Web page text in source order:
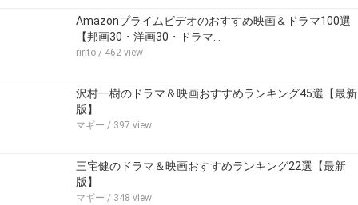
Amazonプライムビデオのおすすめ映画＆ドラマ100選
【邦画30・洋画30・ドラマ…
ririto / 462 view
沢村一樹のドラマ＆映画おすすめランキング45選【最新
版】
マギー / 397 view
三宅健のドラマ＆映画おすすめランキング22選【最新
版】
マギー / 348 view